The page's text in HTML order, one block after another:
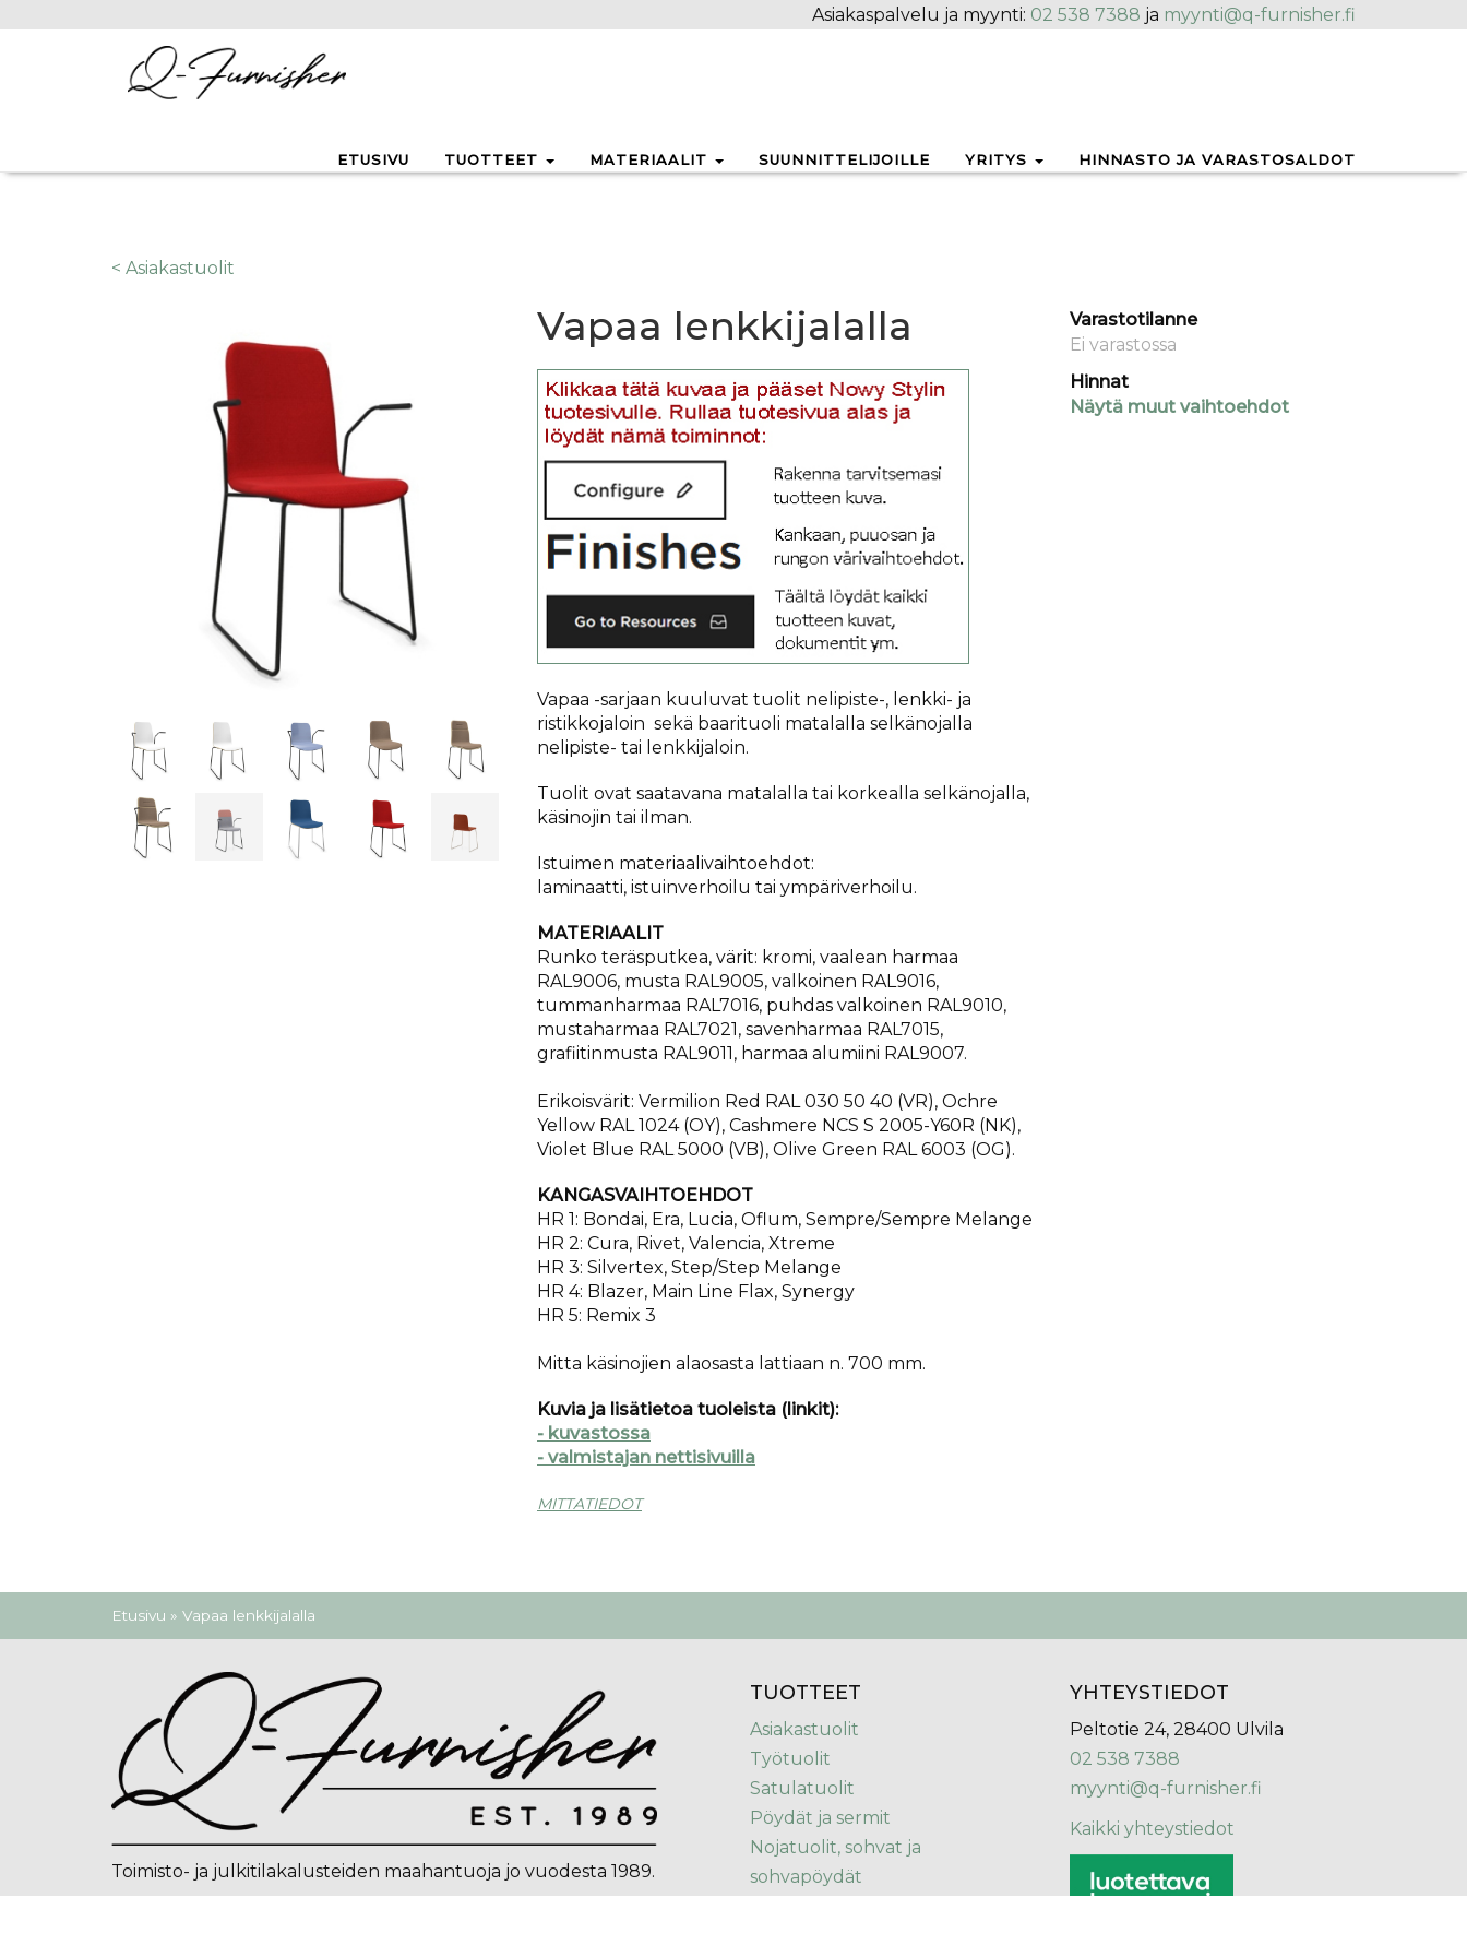
Asiakaspalvelu ja myynti: 02 538 7388 ja myynti@q-furnisher.fi
ETUSIVU TUOTTEET MATERIAALIT SUUNNITTELIJOILLE YRITYS HINNASTO JA VARASTOSALDOT
< Asiakastuolit
Vapaa lenkkijalalla
Vapaa -sarjaan kuuluvat tuolit nelipiste-, lenkki- ja
ristikkojaloin sekä baarituoli matalalla selkänojalla
nelipiste- tai lenkkijaloin.
Tuolit ovat saatavana matalalla tai korkealla selkänojalla,
käsinojin tai ilman.
Istuimen materiaalivaihtoehdot:
laminaatti, istuinverhoilu tai ympäriverhoilu.
MATERIAALIT
Runko teräsputkea, värit: kromi, vaalean harmaa
RAL9006, musta RAL9005, valkoinen RAL9016,
tummanharmaa RAL7016, puhdas valkoinen RAL9010,
mustaharmaa RAL7021, savenharmaa RAL7015,
grafiitinmusta RAL9011, harmaa alumiini RAL9007.
Erikoisvärit: Vermilion Red RAL 030 50 40 (VR), Ochre
Yellow RAL 1024 (OY), Cashmere NCS S 2005-Y60R (NK),
Violet Blue RAL 5000 (VB), Olive Green RAL 6003 (OG).
KANGASVAIHTOEHDOT
HR 1: Bondai, Era, Lucia, Oflum, Sempre/Sempre Melange
HR 2: Cura, Rivet, Valencia, Xtreme
HR 3: Silvertex, Step/Step Melange
HR 4: Blazer, Main Line Flax, Synergy
HR 5: Remix 3
Mitta käsinojien alaosasta lattiaan n. 700 mm.
Kuvia ja lisätietoa tuoleista (linkit):
- kuvastossa
- valmistajan nettisivuilla
MITTATIEDOT
Varastotilanne
Ei varastossa
Hinnat
Näytä muut vaihtoehdot
Olet täällä
Etusivu » Vapaa lenkkijalalla
Toimisto- ja julkitilakalusteiden maahantuoja jo vuodesta 1989.
TUOTTEET
Asiakastuolit
Työtuolit
Satulatuolit
Pöydät ja sermit
Nojatuolit, sohvat ja
sohvapöydät
YHTEYSTIEDOT
Peltotie 24, 28400 Ulvila
02 538 7388
myynti@q-furnisher.fi
Kaikki yhteystiedot